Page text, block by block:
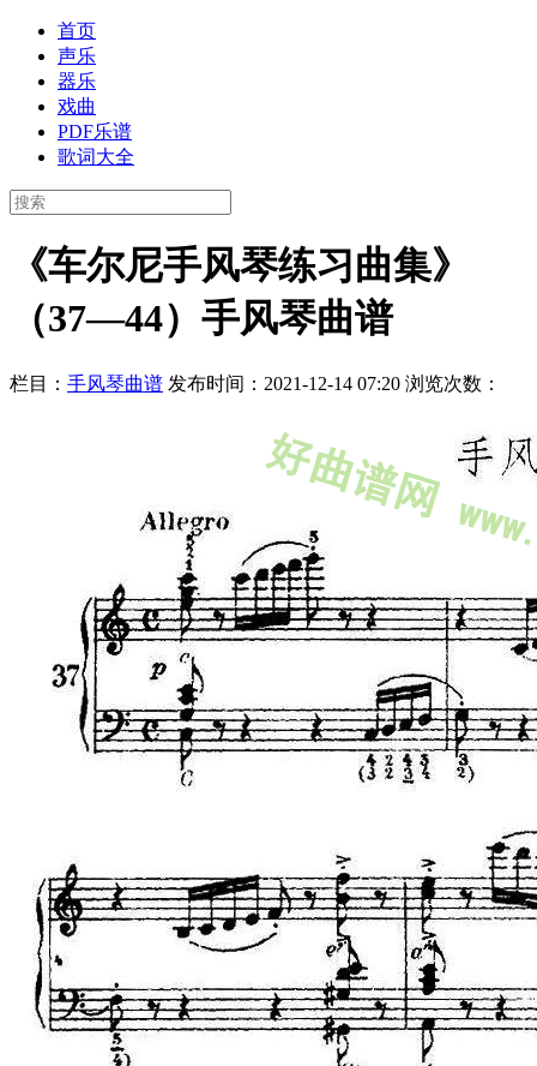
首页
声乐
器乐
戏曲
PDF乐谱
歌词大全
《车尔尼手风琴练习曲集》
（37—44）手风琴曲谱
栏目： 手风琴曲谱 发布时间：2021-12-14 07:20 浏览次数：